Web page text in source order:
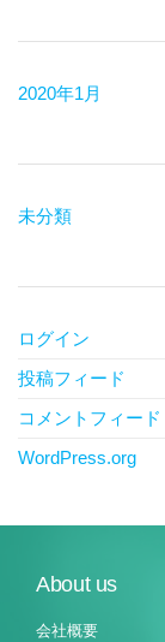
2020年1月
未分類
ログイン
投稿フィード
コメントフィード
WordPress.org
About us
会社概要